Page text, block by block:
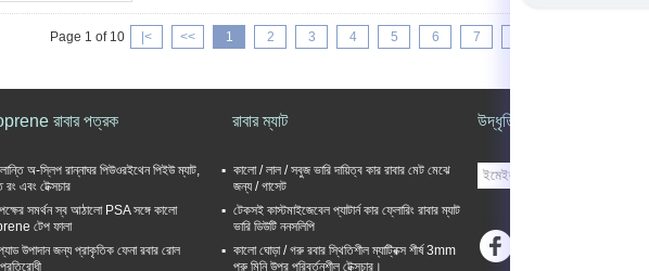
Page 1 of 10 |< << 1 2 3 4 5 6 7
রাবার পত্রক
অ-স্লিপ রান্নাঘর পিউওরইথেন পিইউ ম্যাট,
রং এবং টেক্সচার
সমর্থন স্ব আঠালো PSA সঙ্গে কালো
টেপ ফালা
উপাদান জন্য প্রাকৃতিক ফেনা রবার রোল
রাবার ম্যাট
কালো / লাল / সবুজ ভারি দায়িত্ব কার রাবার মেট মেঝে
জন্য / গাসেট
টেকসই কাস্টমাইজেবেল প্যাটার্ন কার ফ্লোরিং রাবার ম্যাট
ভারি ডিউটি ​​ননসলিপি
কালো ঘোড়া / গরু রবার স্থিতিশীল ম্যাট্রিক্স শীর্ষ 3mm
পুরু মিনি উপর পরিবর্তনশীল টেক্সচার।
উদ্ধৃতির জন্য আবেদন